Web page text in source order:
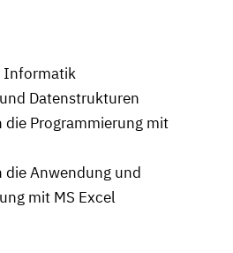
Informatik
Datenstrukturen
die Programmierung mit
die Anwendung und
mit MS Excel